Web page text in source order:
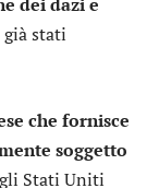
stati
che fornisce
soggetto
Stati Uniti